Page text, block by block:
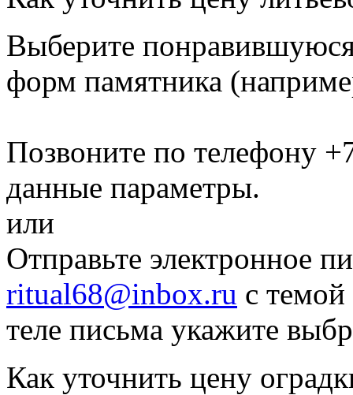
Выберите
форм памятника
Позвоните по телефону
данные параметры.
или
Отправьте электронное
ritual68@inbox.ru с
теле письма укажите
Как уточнить цену